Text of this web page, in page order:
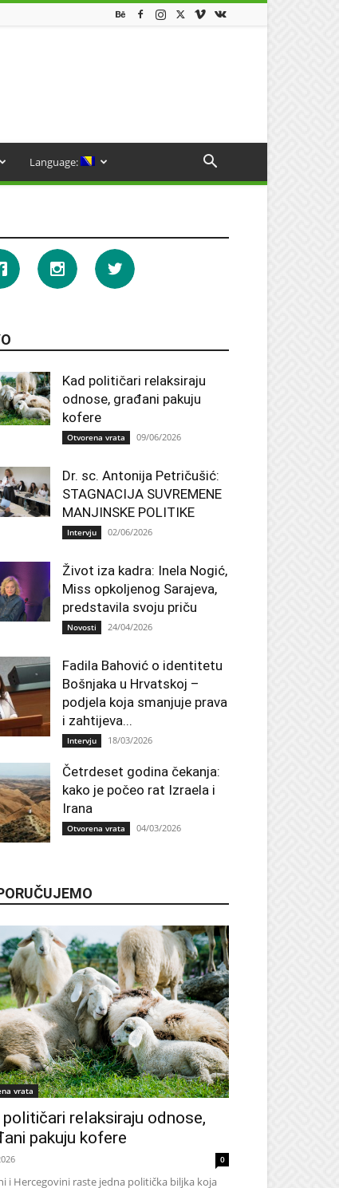
Language:
Kad političari relaksiraju
odnose, građani pakuju
kofere
Otvorena vrata 09/06/2026
Dr. sc. Antonija Petričušić:
STAGNACIJA SUVREMENE
MANJINSKE POLITIKE
Intervju 02/06/2026
Život iza kadra: Inela Nogić,
Miss opkoljenog Sarajeva,
predstavila svoju priču
Novosti 24/04/2026
Fadila Bahović o identitetu
Bošnjaka u Hrvatskoj –
podjela koja smanjuje prava
i zahtijeva...
Intervju 18/03/2026
Četrdeset godina čekanja:
kako je počeo rat Izraela i
Irana
Otvorena vrata 04/03/2026
vrata
političari relaksiraju odnose,
pakuju kofere
0
i Hercegovini raste jedna politička biljka koja